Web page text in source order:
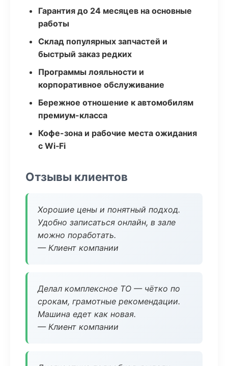
Гарантия до 24 месяцев на основные
работы
Склад популярных запчастей и
быстрый заказ редких
Программы лояльности и
корпоративное обслуживание
Бережное отношение к автомобилям
премиум-класса
Кофе-зона и рабочие места ожидания
с Wi‑Fi
Отзывы клиентов
Хорошие цены и понятный подход.
Удобно записаться онлайн, в зале
можно поработать.
— Клиент компании
Делал комплексное ТО — чётко по
срокам, грамотные рекомендации.
Машина едет как новая.
— Клиент компании